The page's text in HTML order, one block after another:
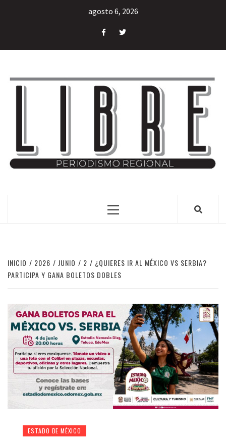
agosto 6, 2026
INICIO 2026 JUNIO 2
¿QUIERES IR AL MÉXICO VS SERBIA?
PARTICIPA Y GANA BOLETOS DOBLES
ESTADO DE MÉXICO